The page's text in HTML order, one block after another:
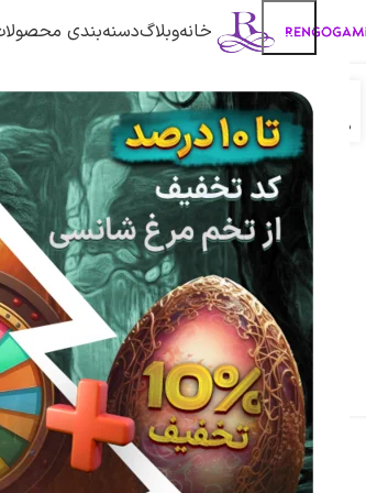
خانهوبلاگدسنه‌بندی
دسامبر آموزش بهینه سازی لود اوت
کالاف دیوتی موبایل برای
نقشه‌های کوچک و بزرگ
توسط Reza94civ
بهینه سازی لود اوت کالاف؛ کلید موفقیت در
هر نقشه بهینه‌سازی لود اوت در کالاف دیوتی
موبایل، یکی از مهم‌ترین عوامل موفقیت در
میدان نبرد ...
ادامه مطلب